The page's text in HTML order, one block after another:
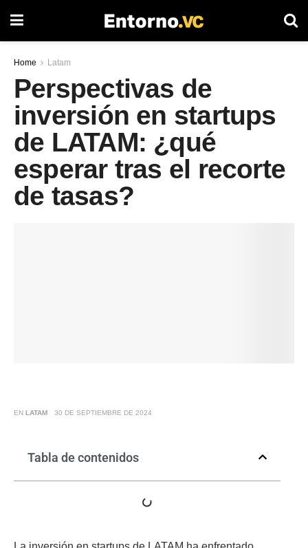
Home Latam
Perspectivas de
inversión en startups
de LATAM: ¿qué
esperar tras el recorte
de tasas?
EN LATAM 30 DE SEPTIEMBRE DE 2024
Tabla de contenidos